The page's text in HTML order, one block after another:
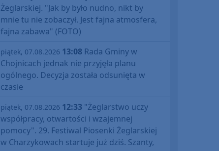
Żeglarskiej. "Jak by było nudno, nikt by
mnie tu nie zobaczył. Jest fajna atmosfera,
fajna zabawa" (FOTO)
piątek, 07.08.2026 13:08 Rada Gminy w
Chojnicach jednak nie przyjęła planu
ogólnego. Decyzja została odsunięta w
czasie
piątek, 07.08.2026 12:33 "Żeglarstwo uczy
współpracy, otwartości i wzajemnej
pomocy". 29. Festiwal Piosenki Żeglarskiej
w Charzykowach startuje już dziś. Szanty,